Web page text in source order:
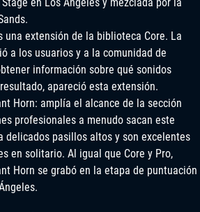
en Los Ángeles y mezclada por la
una extensión de la biblioteca Core. La
a los usuarios y a la comunidad de
información sobre qué sonidos
apareció esta extensión.
Horn: amplía el alcance de la sección
profesionales a menudo sacan este
delicados pasillos altos y son excelentes
en solitario. Al igual que Core y Pro,
Horn se grabó en la etapa de puntuación